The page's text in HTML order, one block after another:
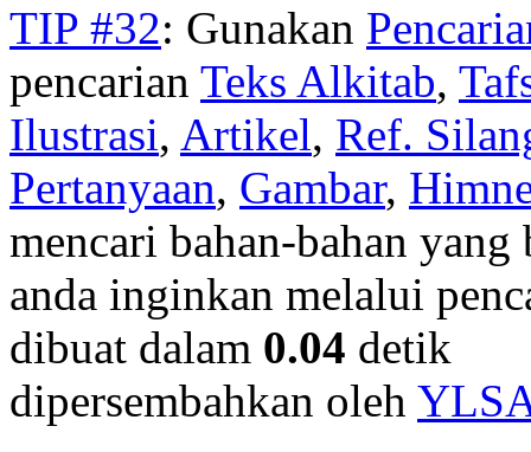
TIP #32: Gunakan
pencarian Teks Alkitab,
Ilustrasi, Artikel, Ref.
Pertanyaan, Gambar,
mencari bahan-bahan
anda inginkan melalui
dibuat dalam 0.04 detik
dipersembahkan oleh